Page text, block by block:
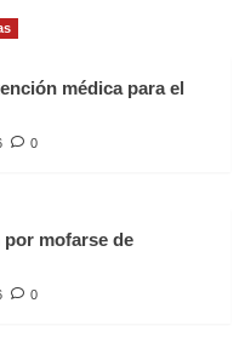
médica para el
0
mofarse de
0